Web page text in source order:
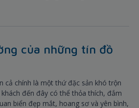
của những tín đồ
cả chính là một thứ đặc sản khó trộn
đến đây có thể thỏa thích, đắm
biển đẹp mắt, hoang sơ và yên bình,